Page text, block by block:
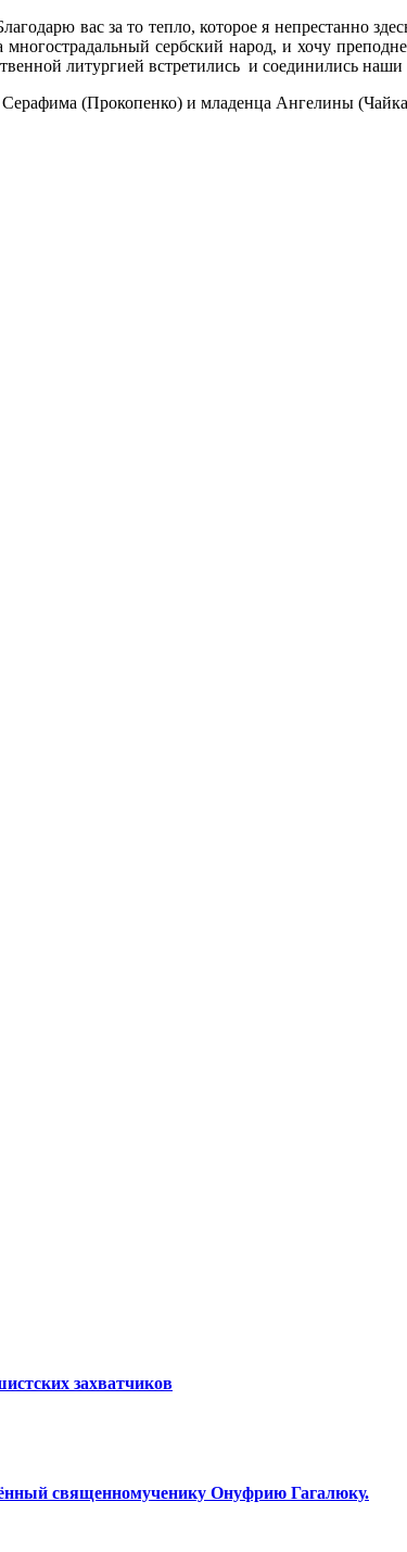
вас за то тепло, которое я непрестанно
сербский народ, и хочу
литургией встретились и соединились
(Прокопенко) и младенца Ангелины
захватчиков
священномученику Онуфрию Гагалюку.